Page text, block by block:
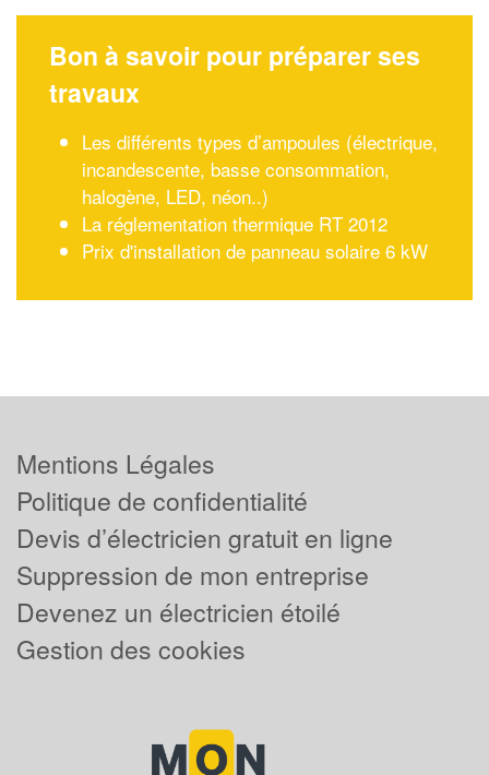
Bon à savoir pour préparer ses
travaux
Les différents types d’ampoules (électrique,
incandescente, basse consommation,
halogène, LED, néon..)
La réglementation thermique RT 2012
Prix d'installation de panneau solaire 6 kW
Mentions Légales
Politique de confidentialité
Devis d’électricien gratuit en ligne
Suppression de mon entreprise
Devenez un électricien étoilé
Gestion des cookies